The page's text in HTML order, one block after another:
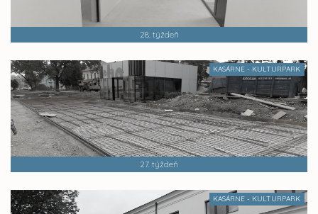
28. týždeň
KASÁRNE - KULTURPARK
27. týždeň
KASÁRNE - KULTURPARK